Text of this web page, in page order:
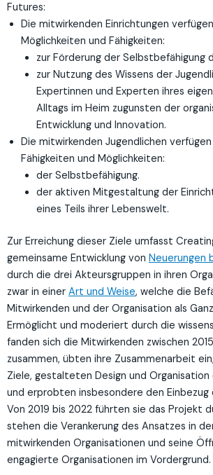
Futures:
Die mitwirkenden Einrichtungen
Möglichkeiten und Fähigkeiten:
zur Förderung der Selbstbefähigung
zur Nutzung des Wissens der
Expertinnen und Experten ihres
Alltags im Heim zugunsten der
Entwicklung und Innovation.
Die mitwirkenden Jugendlichen
Fähigkeiten und Möglichkeiten:
der Selbstbefähigung.
der aktiven Mitgestaltung der
eines Teils ihrer Lebenswelt.
Zur Erreichung dieser Ziele umfasst
gemeinsame Entwicklung von Neuerungen
durch die drei Akteursgruppen in ihren
zwar in einer Art und Weise, welche die
Mitwirkenden und der Organisation als
Ermöglicht und moderiert durch die
fanden sich die Mitwirkenden zwischen
zusammen, übten ihre Zusammenarbeit
Ziele, gestalteten Design und
und erprobten insbesondere den Einbezug
Von 2019 bis 2022 führten sie das Projekt
stehen die Verankerung des Ansatzes in
mitwirkenden Organisationen und seine
engagierte Organisationen im Vordergrund.